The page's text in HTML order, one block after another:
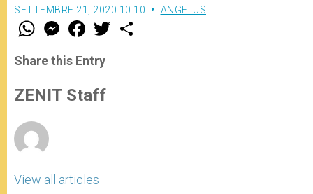
SETTEMBRE 21, 2020 10:10 ANGELUS
W
t
s
p
p
M
e
s
e
g
e
F
a
e
b
o
k
w
Share this Entry
ZENIT Staff
View all articles